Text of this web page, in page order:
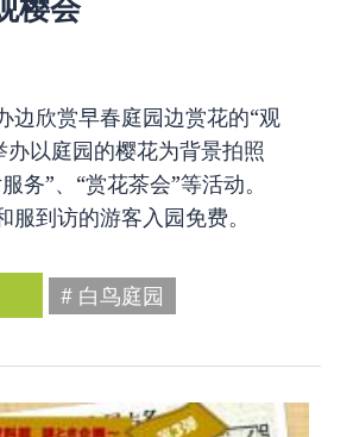
边欣赏早春庭园边赏花的“观
办以庭园的樱花为背景拍照
务”、“赏花茶会”等活动。
服到访的游客入园免费。
# 白鸟庭园